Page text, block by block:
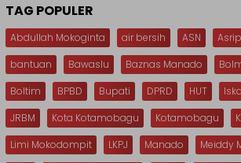
TAG POPULER
Abdullah Mokoginta air bersih ASN
bantuan
Bawaslu Baznas Manado
Boltim
BPBD Bupati DPRD HUT
JRBM
Kota Kotamobagu Kotamobagu
Limi Mokodompit
LKPJ Manado Meiddy